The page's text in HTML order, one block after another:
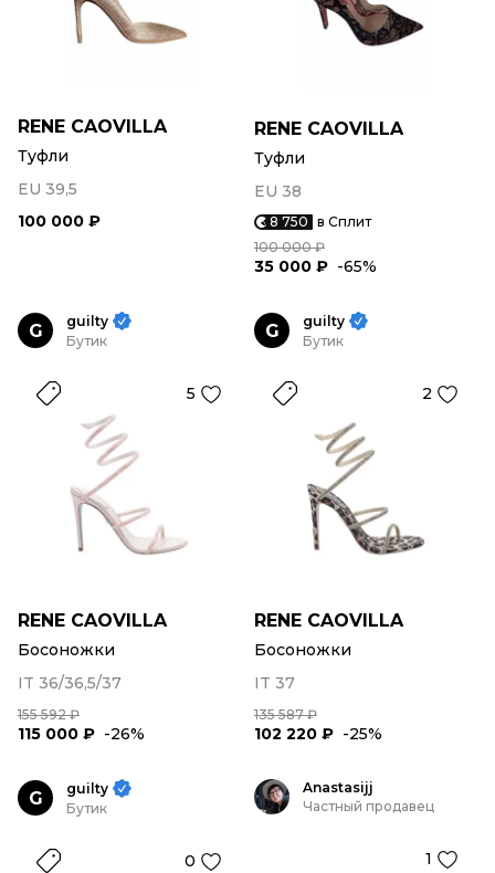
RENE CAOVILLA
Туфли
EU 39,5
100 000 ₽
RENE CAOVILLA
Туфли
EU 38
8 750 в Сплит
100 000 ₽
35 000 ₽ -65%
G
guilty
Бутик
5
RENE CAOVILLA
Босоножки
IT 36/36,5/37
155 592 ₽
115 000 ₽ -26%
G
guilty
Бутик
2
RENE CAOVILLA
Босоножки
IT 37
135 587 ₽
102 220 ₽ -25%
G
guilty
Бутик
0
Anastasijj
Частный продавец
1